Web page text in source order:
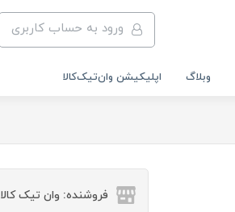
ورود به حساب کاربری
وبلاگ اپلیکیشن وان‌تیک‌کالا‌
فروشنده: وان تیک کالا